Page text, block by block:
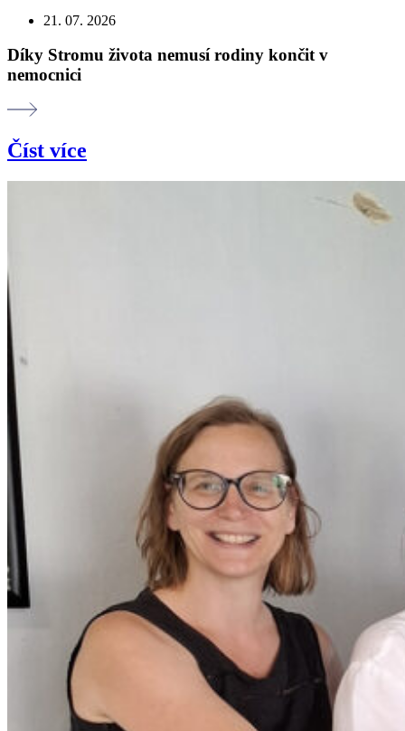
21. 07. 2026
Díky Stromu života nemusí rodiny končit v
nemocnici
Číst více